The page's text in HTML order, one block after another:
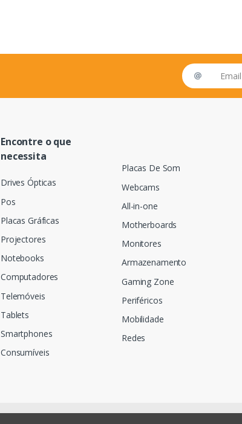
Email address
Encontre o que
necessita
Drives Ópticas
Pos
Placas Gráficas
Projectores
Notebooks
Computadores
Telemóveis
Tablets
Smartphones
Consumíveis
Placas De Som
Webcams
All-in-one
Motherboards
Monitores
Armazenamento
Gaming Zone
Periféricos
Mobilidade
Redes